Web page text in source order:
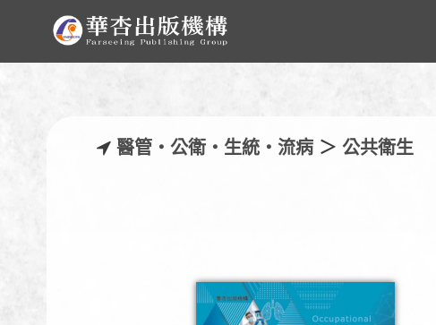
醫管‧公衛‧生統‧流病 ＞ 公共衛生